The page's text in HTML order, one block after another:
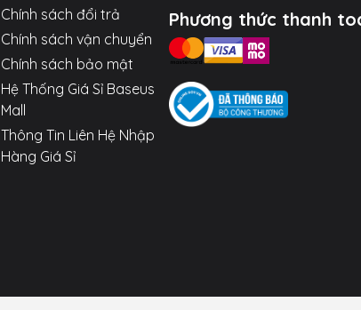
Chính sách đổi trả
Chính sách vận chuyển
Chính sách bảo mật
Hệ Thống Giá Sỉ Baseus
Mall
Thông Tin Liên Hệ Nhập
Hàng Giá Sỉ
Phương thức thanh